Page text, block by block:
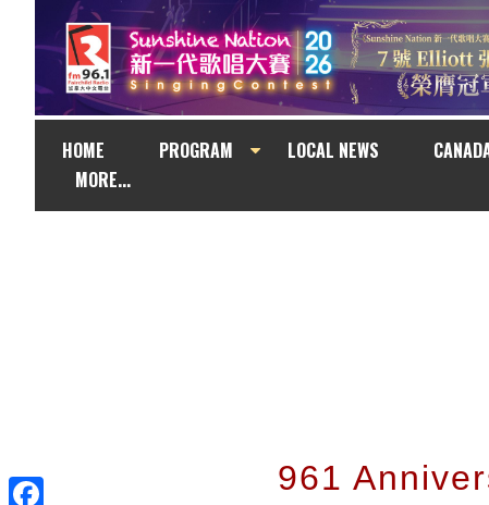
HOME PROGRAM LOCAL NEWS
MORE...
961